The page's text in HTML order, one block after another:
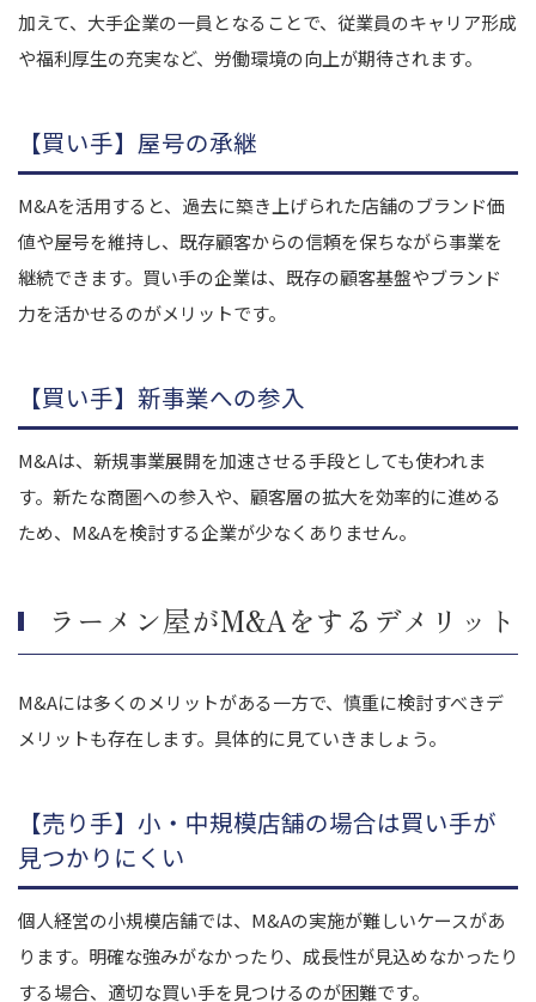
加えて、大手企業の一員となることで、従業員のキャリア形成
や福利厚生の充実など、労働環境の向上が期待されます。
【買い手】屋号の承継
M&Aを活用すると、過去に築き上げられた店舗のブランド価
値や屋号を維持し、既存顧客からの信頼を保ちながら事業を
継続できます。買い手の企業は、既存の顧客基盤やブランド
力を活かせるのがメリットです。
【買い手】新事業への参入
M&Aは、新規事業展開を加速させる手段としても使われま
す。新たな商圏への参入や、顧客層の拡大を効率的に進める
ため、M&Aを検討する企業が少なくありません。
ラーメン屋がM&Aをするデメリット
M&Aには多くのメリットがある一方で、慎重に検討すべきデ
メリットも存在します。具体的に見ていきましょう。
【売り手】小・中規模店舗の場合は買い手が
見つかりにくい
個人経営の小規模店舗では、M&Aの実施が難しいケースがあ
ります。明確な強みがなかったり、成長性が見込めなかったり
する場合、適切な買い手を見つけるのが困難です。